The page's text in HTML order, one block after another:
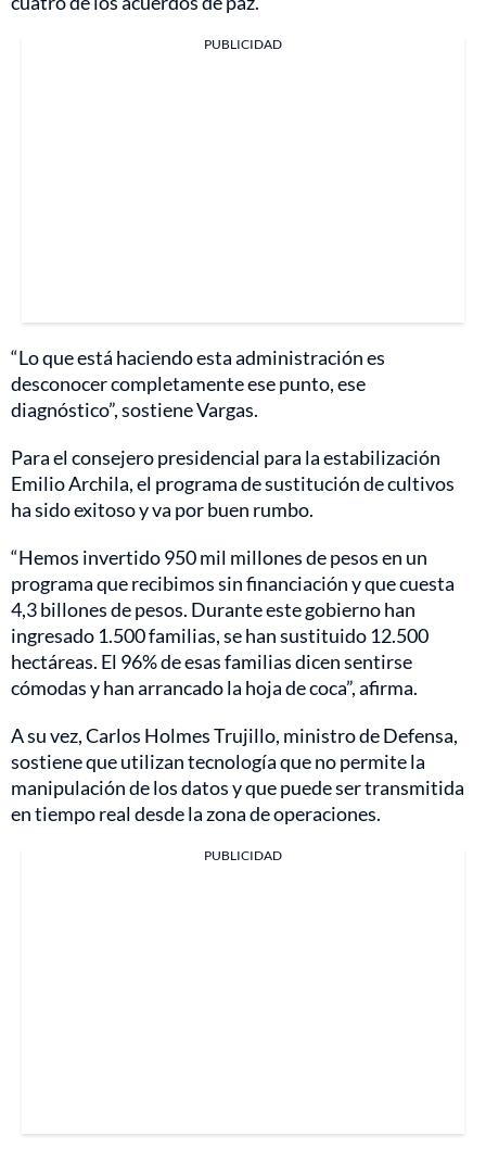
PUBLICIDAD
“Lo que está haciendo esta administración es
desconocer completamente ese punto, ese
diagnóstico”, sostiene Vargas.
Para el consejero presidencial para la estabilización
Emilio Archila, el programa de sustitución de cultivos
ha sido exitoso y va por buen rumbo.
“Hemos invertido 950 mil millones de pesos en un
programa que recibimos sin financiación y que cuesta
4,3 billones de pesos. Durante este gobierno han
ingresado 1.500 familias, se han sustituido 12.500
hectáreas. El 96% de esas familias dicen sentirse
cómodas y han arrancado la hoja de coca”, afirma.
A su vez, Carlos Holmes Trujillo, ministro de Defensa,
sostiene que utilizan tecnología que no permite la
manipulación de los datos y que puede ser transmitida
en tiempo real desde la zona de operaciones.
PUBLICIDAD